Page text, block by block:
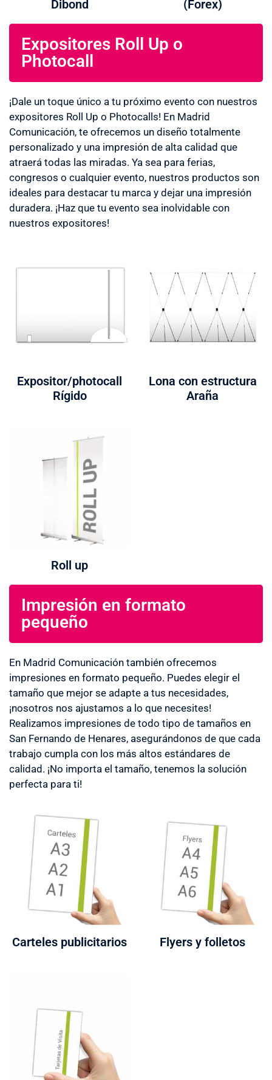
Dibond (Forex)
Expositores Roll Up o
Photocall
¡Dale un toque único a tu próximo evento con nuestros
expositores Roll Up o Photocalls! En Madrid
Comunicación, te ofrecemos un diseño totalmente
personalizado y una impresión de alta calidad que
atraerá todas las miradas. Ya sea para ferias,
congresos o cualquier evento, nuestros productos son
ideales para destacar tu marca y dejar una impresión
duradera. ¡Haz que tu evento sea inolvidable con
nuestros expositores!
Expositor/photocall
Rígido
Lona con estructura
Araña
Roll up
Impresión en formato
pequeño
En Madrid Comunicación también ofrecemos
impresiones en formato pequeño. Puedes elegir el
tamaño que mejor se adapte a tus necesidades,
¡nosotros nos ajustamos a lo que necesites!
Realizamos impresiones de todo tipo de tamaños en
San Fernando de Henares, asegurándonos de que cada
trabajo cumpla con los más altos estándares de
calidad. ¡No importa el tamaño, tenemos la solución
perfecta para ti!
Carteles publicitarios Flyers y folletos